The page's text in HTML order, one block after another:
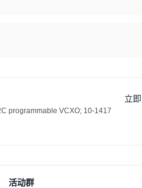
programmable VCXO; 10-1417
立
活动群